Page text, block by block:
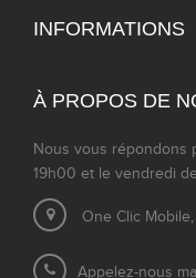
INFORMATIONS
À PROPOS DE
Nous vous répondons
19h00 et le vendredi
One Clic
Appelez-nous